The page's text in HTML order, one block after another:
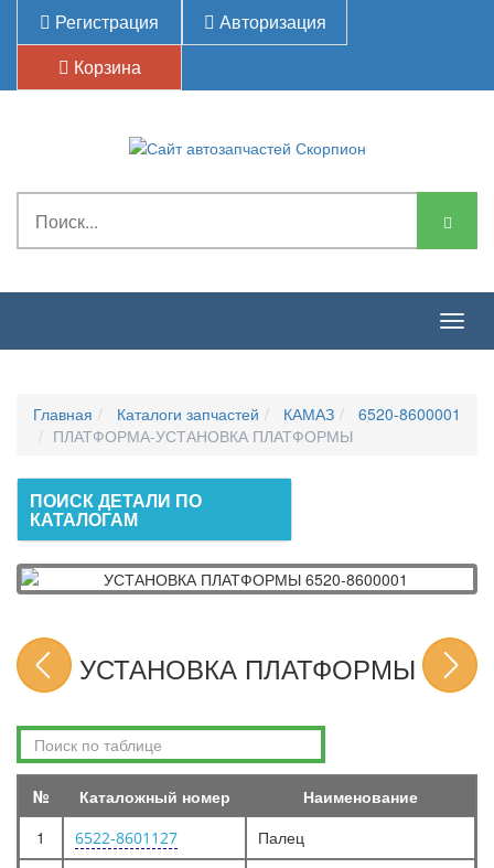
Регистрация
Авторизация
Корзина
Главная Каталоги запчастей КАМАЗ
6520-8600001
ПЛАТФОРМА-УСТАНОВКА ПЛАТФОРМЫ
ПОИСК ДЕТАЛИ ПО
КАТАЛОГАМ
УСТАНОВКА ПЛАТФОРМЫ
№ Каталожный номер
Наименование
1
6522-8601127
Палец